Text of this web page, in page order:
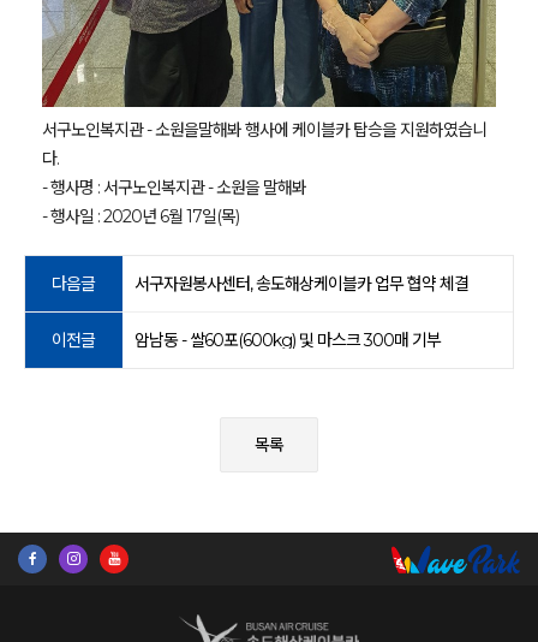
서구노인복지관 - 소원을말해봐 행사에 케이블카 탑승을 지원하였습니
다.
- 행사명 : 서구노인복지관 - 소원을 말해봐
- 행사일 : 2020년 6월 17일(목)
다음글 서구자원봉사센터, 송도해상케이블카 업무 협약 체결
이전글 암남동 - 쌀60포(600kg) 및 마스크 300매 기부
목록